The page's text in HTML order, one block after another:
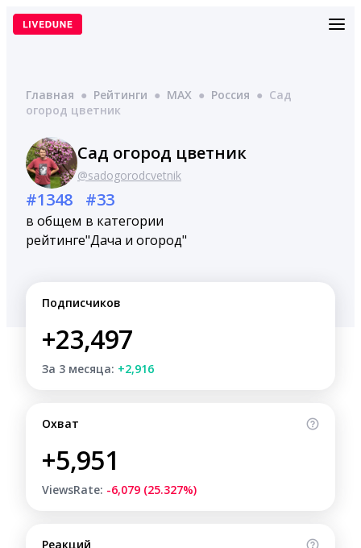
Перейти
Главная ● Рейтинги ● MAX ● Россия ● Сад
огород цветник
Сад огород цветник
@sadogorodcvetnik
#1348
в общем
рейтинге
#33
в категории
"Дача и огород"
Подписчиков
+23,497
За 3 месяца: +2,916
Охват
+5,951
ViewsRate: -6,079 (25.327%)
Реакций